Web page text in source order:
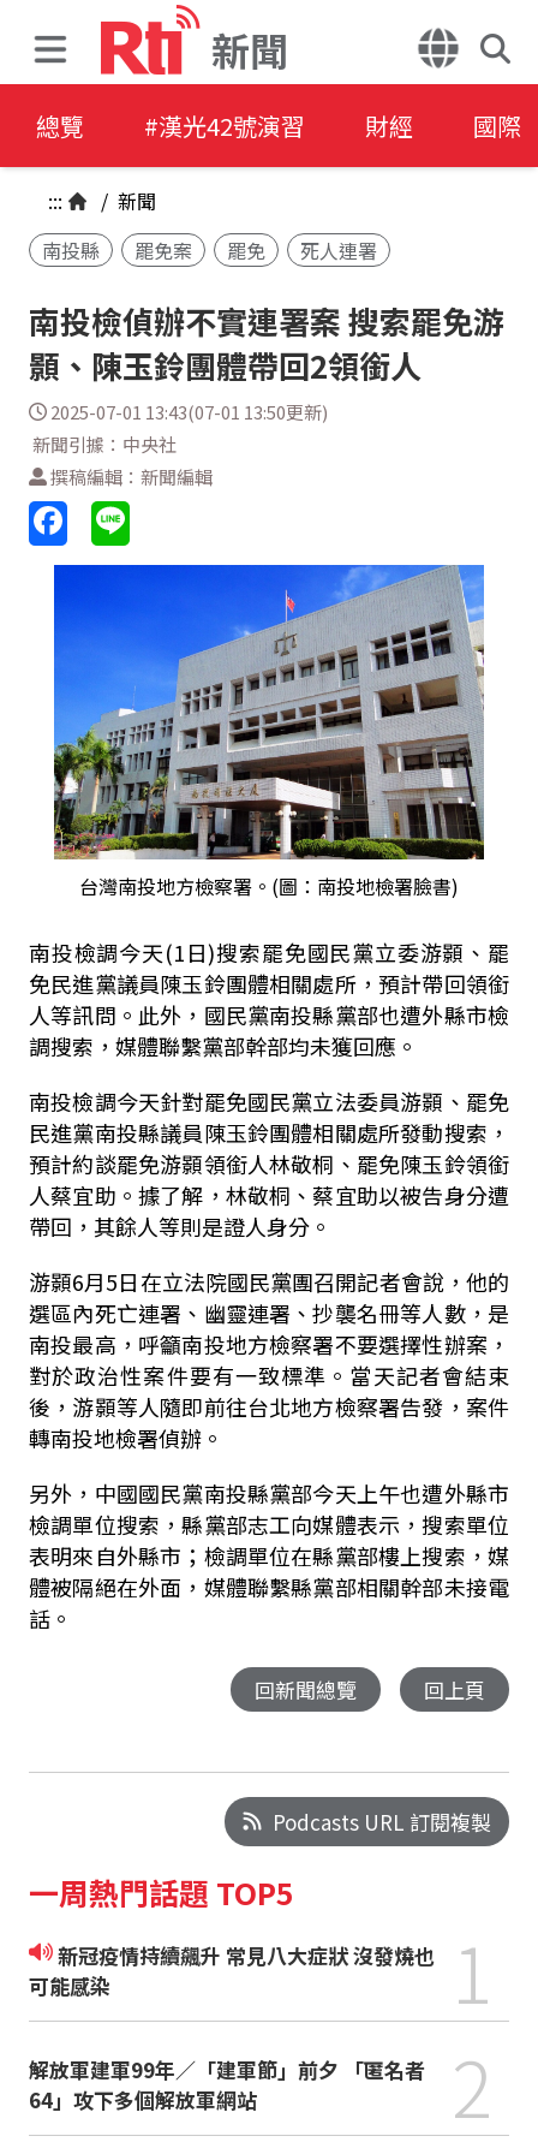
新聞
總覽 #漢光42號演習 財經 國際
::: / 新聞
南投縣
罷免案 罷免 死人連署
南投檢偵辦不實連署案 搜索罷免游
顥、陳玉鈴團體帶回2領銜人
2025-07-01 13:43(07-01 13:50更新)
新聞引據：中央社
撰稿編輯：新聞編輯
台灣南投地方檢察署。(圖：南投地檢署臉書)
南投檢調今天(1日)搜索罷免國民黨立委游顥、罷
免民進黨議員陳玉鈴團體相關處所，預計帶回領銜
人等訊問。此外，國民黨南投縣黨部也遭外縣市檢
調搜索，媒體聯繫黨部幹部均未獲回應。
南投檢調今天針對罷免國民黨立法委員游顥、罷免
民進黨南投縣議員陳玉鈴團體相關處所發動搜索，
預計約談罷免游顥領銜人林敬桐、罷免陳玉鈴領銜
人蔡宜助。據了解，林敬桐、蔡宜助以被告身分遭
帶回，其餘人等則是證人身分。
游顥6月5日在立法院國民黨團召開記者會說，他的
選區內死亡連署、幽靈連署、抄襲名冊等人數，是
南投最高，呼籲南投地方檢察署不要選擇性辦案，
對於政治性案件要有一致標準。當天記者會結束
後，游顥等人隨即前往台北地方檢察署告發，案件
轉南投地檢署偵辦。
另外，中國國民黨南投縣黨部今天上午也遭外縣市
檢調單位搜索，縣黨部志工向媒體表示，搜索單位
表明來自外縣市；檢調單位在縣黨部樓上搜索，媒
體被隔絕在外面，媒體聯繫縣黨部相關幹部未接電
話。
回新聞總覽 回上頁
Podcasts URL 訂閱複製
一周熱門話題 TOP5
新冠疫情持續飆升 常見八大症狀 沒發燒也
可能感染
1
解放軍建軍99年／「建軍節」前夕 「匿名者
64」攻下多個解放軍網站
2